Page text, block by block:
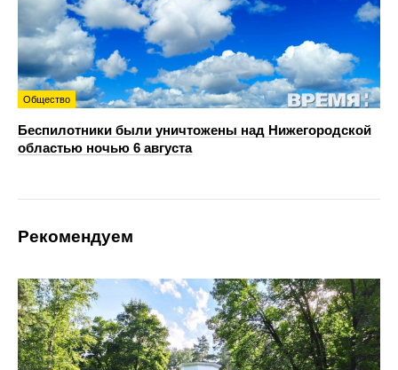
Общество
Беспилотники были уничтожены над Нижегородской
областью ночью 6 августа
Рекомендуем